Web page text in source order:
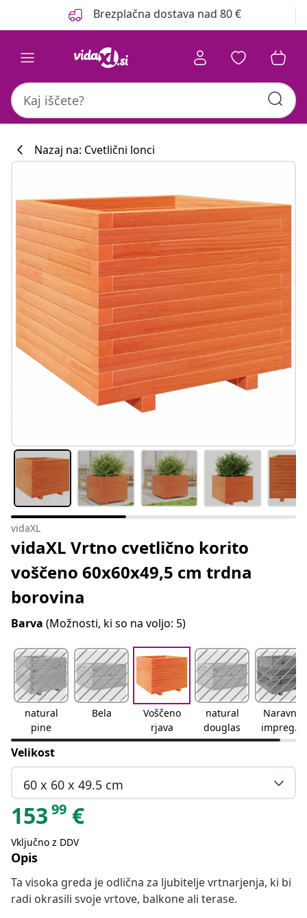
Brezplačna dostava nad 80 €
Nazaj na: Cvetlični lonci
vidaXL
vidaXL Vrtno cvetlično korito
voščeno 60x60x49,5 cm trdna
borovina
Barva (Možnosti, ki so na voljo: 5)
natural
pine
Bela
Voščeno
rjava
natural
douglas
Naravno
impregni
rano
Velikost
60 x 60 x 49.5 cm
153 99 €
Vključno z DDV
Opis
Ta visoka greda je odlična za ljubitelje vrtnarjenja, ki bi
radi okrasili svoje vrtove, balkone ali terase.